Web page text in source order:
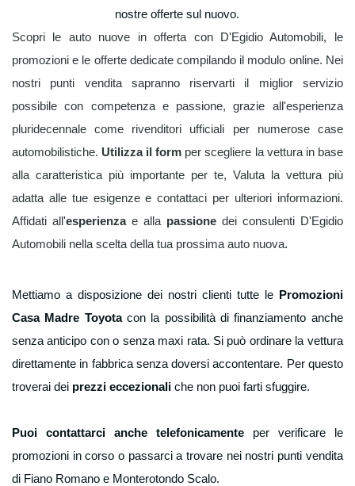
nostre offerte sul nuovo.
Scopri le auto nuove in offerta con D'Egidio Automobili, le
promozioni e le offerte dedicate compilando il modulo online. Nei
nostri punti vendita sapranno riservarti il miglior servizio
possibile con competenza e passione, grazie all'esperienza
pluridecennale come rivenditori ufficiali per numerose case
automobilistiche. Utilizza il form per scegliere la vettura in base
alla caratteristica più importante per te, Valuta la vettura più
adatta alle tue esigenze e contattaci per ulteriori informazioni.
Affidati all'esperienza e alla passione dei consulenti D'Egidio
Automobili nella scelta della tua prossima auto nuova.
Mettiamo a disposizione dei nostri clienti tutte le
Promozioni
Casa Madre Toyota con la possibilità di finanziamento anche
senza anticipo con o senza maxi rata. Si può ordinare la vettura
direttamente in fabbrica senza doversi accontentare. Per questo
troverai dei prezzi eccezionali che non puoi farti sfuggire.
Puoi contattarci anche telefonicamenteper verificare le
promozioni in corso o passarci a trovare nei nostri punti vendita
di Fiano Romano e Monterotondo Scalo.